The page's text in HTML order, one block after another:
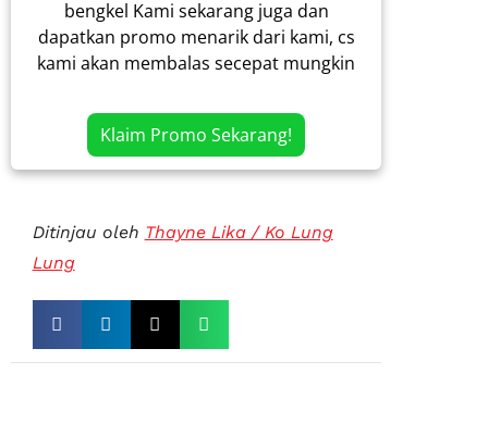
bengkel Kami sekarang juga dan
dapatkan promo menarik dari kami, cs
kami akan membalas secepat mungkin
Klaim Promo Sekarang!
Ditinjau oleh Thayne Lika / Ko Lung
Lung